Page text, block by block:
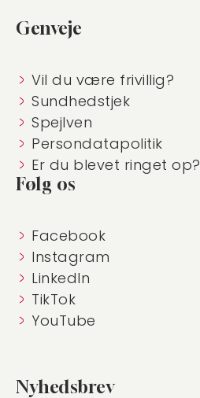
Genveje
Vil du være frivillig?
Sundhedstjek
Spejlven
Persondatapolitik
Er du blevet ringet op?
Følg os
Facebook
Instagram
LinkedIn
TikTok
YouTube
Nyhedsbrev